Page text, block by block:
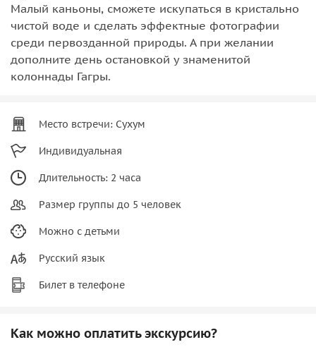
Малый каньоны, сможете искупаться в кристально
чистой воде и сделать эффектные фотографии
среди первозданной природы. А при желании
дополните день остановкой у знаменитой
колоннады Гагры.
Место встречи: Сухум
Индивидуальная
Длительность: 2 часа
Размер группы до 5 человек
Можно с детьми
Русский язык
Билет в телефоне
Как можно оплатить экскурсию?